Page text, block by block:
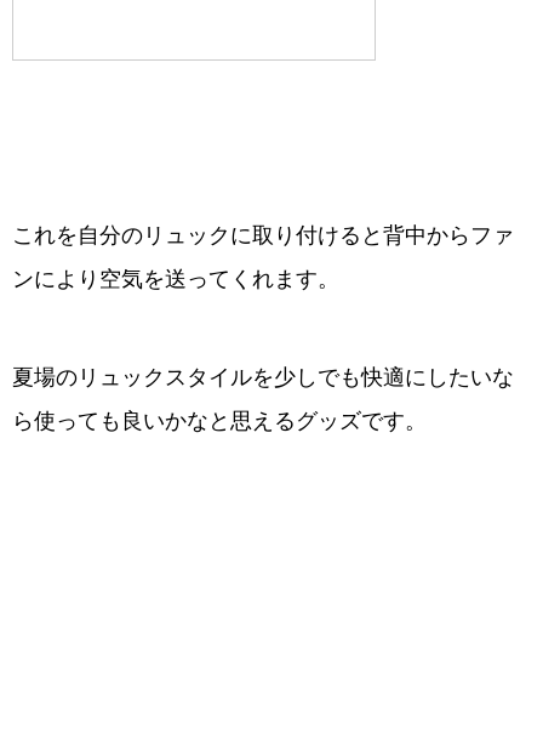
これを自分のリュックに取り付けると背中からファ
ンにより空気を送ってくれます。
夏場のリュックスタイルを少しでも快適にしたいな
ら使っても良いかなと思えるグッズです。